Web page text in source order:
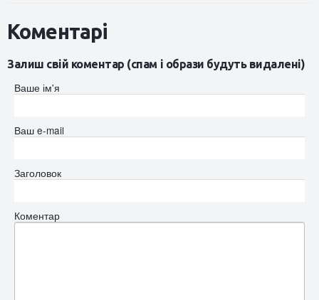
Коментарі
Залиш свій коментар (спам і образи будуть видалені)
Ваше ім'я
Ваш e-mail
Заголовок
Коментар